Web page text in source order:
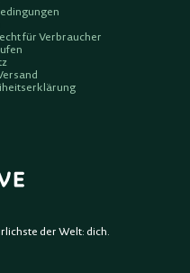
für Verbraucher
der Welt: dich.